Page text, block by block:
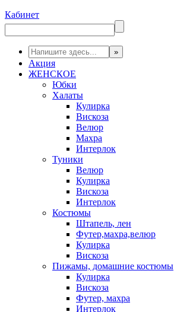
Кабинет
Акция
ЖЕНСКОЕ
Юбки
Халаты
Кулирка
Вискоза
Велюр
Махра
Интерлок
Туники
Велюр
Кулирка
Вискоза
Интерлок
Костюмы
Штапель, лен
Футер,махра,велюр
Кулирка
Вискоза
Пижамы, домашние костюмы
Кулирка
Вискоза
Футер, махра
Интерлок